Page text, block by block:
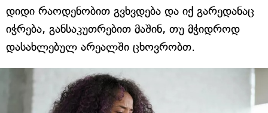
დიდი რაოდენობით გვხვდება და იქ გარედანაც
იჭრება, განსაკუთრებით მაშინ, თუ მჭიდროდ
დასახლებულ არეალში ცხოვრობთ.